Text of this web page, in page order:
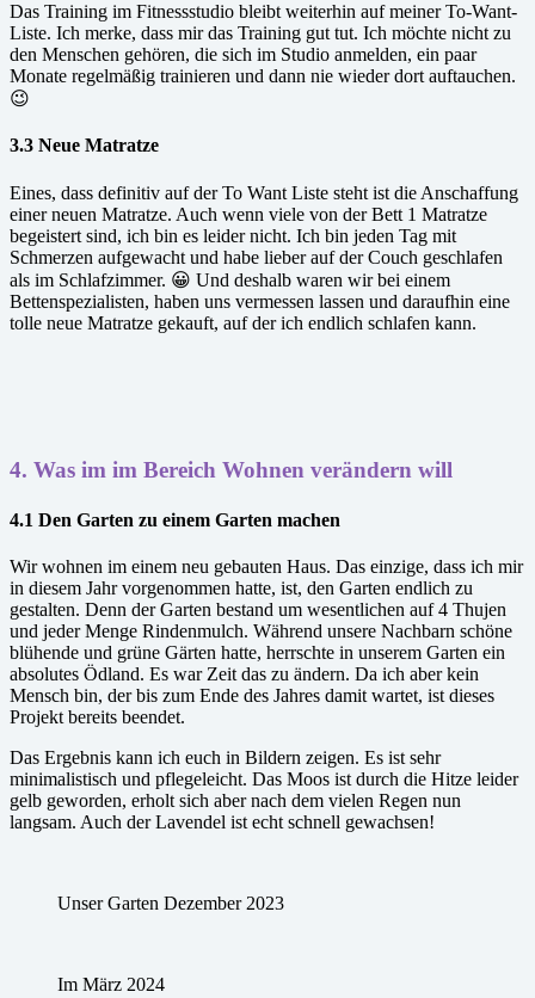
Das Training im Fitnessstudio bleibt weiterhin auf meiner To-Want-
Liste. Ich merke, dass mir das Training gut tut. Ich möchte nicht zu
den Menschen gehören, die sich im Studio anmelden, ein paar
Monate regelmäßig trainieren und dann nie wieder dort auftauchen.
😉
3.3 Neue Matratze
Eines, dass definitiv auf der To Want Liste steht ist die Anschaffung
einer neuen Matratze. Auch wenn viele von der Bett 1 Matratze
begeistert sind, ich bin es leider nicht. Ich bin jeden Tag mit
Schmerzen aufgewacht und habe lieber auf der Couch geschlafen
als im Schlafzimmer. 😀 Und deshalb waren wir bei einem
Bettenspezialisten, haben uns vermessen lassen und daraufhin eine
tolle neue Matratze gekauft, auf der ich endlich schlafen kann.
4. Was im im Bereich Wohnen verändern will
4.1 Den Garten zu einem Garten machen
Wir wohnen im einem neu gebauten Haus. Das einzige, dass ich mir
in diesem Jahr vorgenommen hatte, ist, den Garten endlich zu
gestalten. Denn der Garten bestand um wesentlichen auf 4 Thujen
und jeder Menge Rindenmulch. Während unsere Nachbarn schöne
blühende und grüne Gärten hatte, herrschte in unserem Garten ein
absolutes Ödland. Es war Zeit das zu ändern. Da ich aber kein
Mensch bin, der bis zum Ende des Jahres damit wartet, ist dieses
Projekt bereits beendet.
Das Ergebnis kann ich euch in Bildern zeigen. Es ist sehr
minimalistisch und pflegeleicht. Das Moos ist durch die Hitze leider
gelb geworden, erholt sich aber nach dem vielen Regen nun
langsam. Auch der Lavendel ist echt schnell gewachsen!
Unser Garten Dezember 2023
Im März 2024